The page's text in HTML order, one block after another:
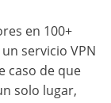
en 100+
servicio VPN
caso de que
solo lugar,